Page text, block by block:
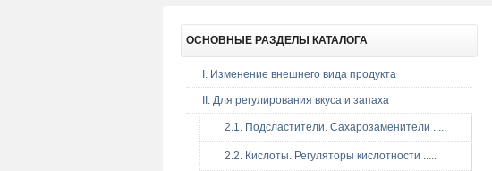
ОСНОВНЫЕ РАЗДЕЛЫ КАТАЛОГА
I. Изменение внешнего вида продукта
II. Для регулирования вкуса и запаха
2.1. Подсластители. Сахарозаменители .....
2.2. Кислоты. Регуляторы кислотности .....